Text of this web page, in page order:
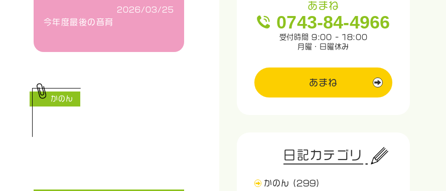
2026/03/25
今年度最後の音育
かのん
あまね
0743-84-4966
受付時間 9:00 - 18:00
月曜・日曜休み
あまね
日記カテゴリ
かのん
(299)